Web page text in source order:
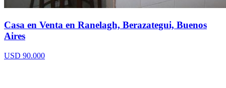
Casa en Venta en Ranelagh, Berazategui, Buenos
Aires
USD 90.000